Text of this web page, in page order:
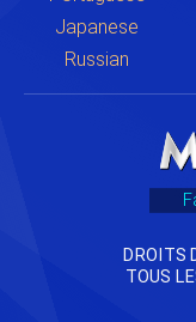
Japanese
Russian
DROITS
TOUS